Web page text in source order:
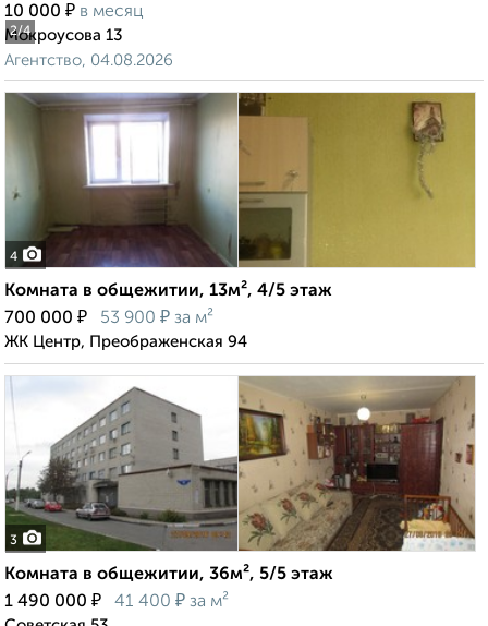
2/4
10 000 ₽ в месяц
Мокроусова 13
Агентство, 04.08.2026
4
Комната в общежитии, 13м², 4/5 этаж
700 000 ₽ 53 900 ₽ за м²
ЖК Центр, Преображенская 94
3
Комната в общежитии, 36м², 5/5 этаж
1 490 000 ₽ 41 400 ₽ за м²